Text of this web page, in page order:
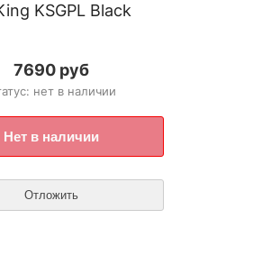
KSGPL Black
7690 руб
нет в наличии